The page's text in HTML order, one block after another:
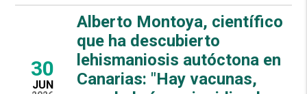
30
JUN
Alberto Montoya, científico
que ha descubierto
lehismaniosis autóctona en
Canarias: "Hay vacunas,